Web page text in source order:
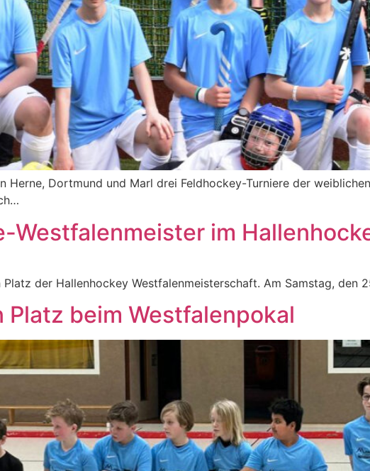
Herne, Dortmund und Marl drei Feldhockey-Turniere der
Westfalenmeister im
der Hallenhockey Westfalenmeisterschaft. Am Samstag, den
beim Westfalenpokal